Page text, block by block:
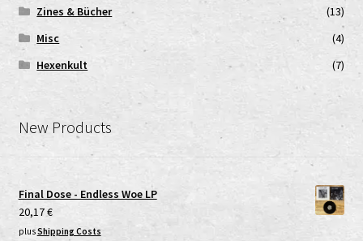
Zines & Bücher
(13)
Misc
(4)
Hexenkult
(7)
New Products
Final Dose - Endless Woe LP
20,17€
plusShipping Costs